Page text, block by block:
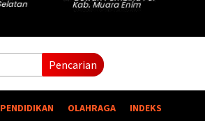
Pencarian
PENDIDIKAN OLAHRAGA INDEKS